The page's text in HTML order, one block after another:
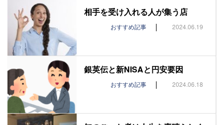
相手を受け入れる人が集う店
おすすめ記事 | 2024.06.19
銀英伝と新NISAと円安要因
おすすめ記事 | 2024.06.18